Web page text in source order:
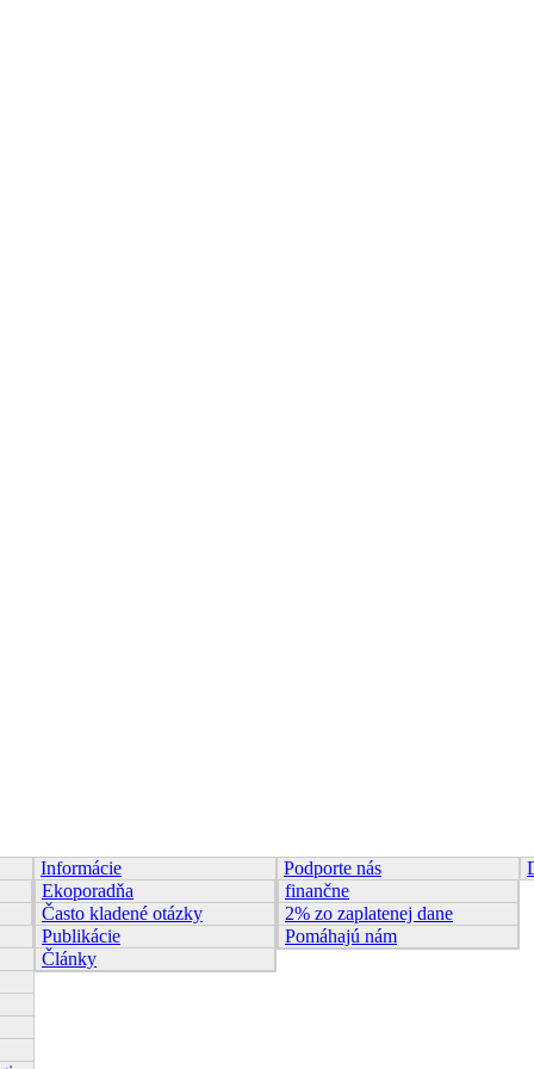
Informácie
Ekoporadňa
Často kladené otázky
Publikácie
Články
Podporte nás
finančne
2% zo zaplatenej dane
Pomáhajú nám